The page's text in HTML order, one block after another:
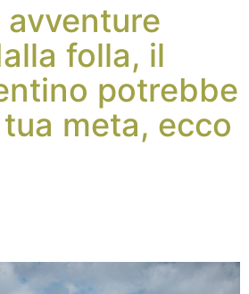
avventure
folla, il
potrebbe
meta, ecco